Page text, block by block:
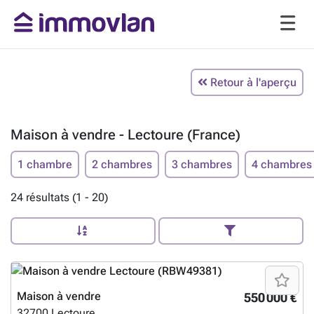
Retour à l'aperçu
Maison à vendre - Lectoure (France)
1 chambre 2 chambres 3 chambres 4 chambres
24 résultats (1 - 20)
550 000 €
Maison à vendre